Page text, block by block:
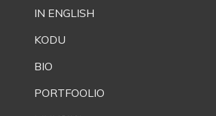
IN ENGLISH
KODU
BIO
PORTFOOLIO